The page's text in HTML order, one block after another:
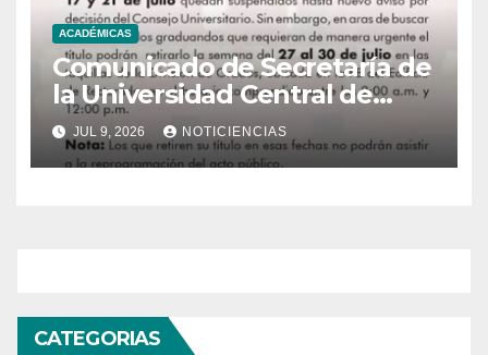
ACADÉMICAS
Comunicado de Secretaría de
la Universidad Central de
Venezuela
JUL 9, 2026 NOTICIENCIAS
CATEGORIAS